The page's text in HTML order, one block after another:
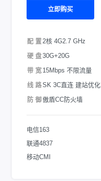
立即购买
配 置2核 4G2.7 GHz
硬 盘30G+20G
带 宽 15Mbps 不限流量
线 路SK 3C直连 建站优化
防 御傲盾CC防火墙
电信163
联通4837
移动CMI